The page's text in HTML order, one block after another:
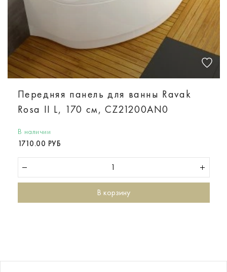
Передняя панель для ванны Ravak
Rosa II L, 170 см, CZ21200AN0
В наличии
1710.00 РУБ
В корзину